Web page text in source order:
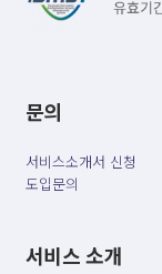
문의
서비스소개서 신청
도입문의
서비스 소개